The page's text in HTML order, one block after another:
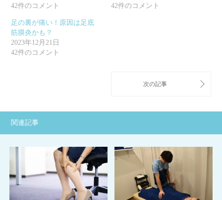
42件のコメント
42件のコメント
足の裏が痛い！原因は足底
筋膜炎かも？
2023年12月21日
42件のコメント
関連記事